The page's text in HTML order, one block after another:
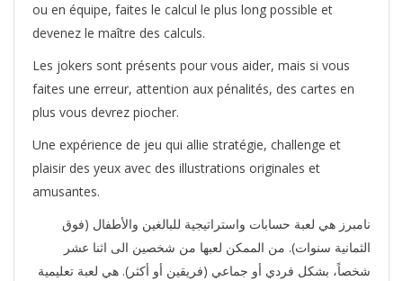
ou en équipe, faites le calcul le plus long possible et
devenez le maître des calculs.
Les jokers sont présents pour vous aider, mais si vous
faites une erreur, attention aux pénalités, des cartes en
plus vous devrez piocher.
Une expérience de jeu qui allie stratégie, challenge et
plaisir des yeux avec des illustrations originales et
amusantes.
نامبرز هي لعبة حسابات واستراتيجية للبالغين والأطفال (فوق
الثمانية سنوات). من الممكن لعبها من شخصين الى اثنا عشر
شخصاً، بشكل فردي أو جماعي (فريقين أو أكثر). هي لعبة تعليمية